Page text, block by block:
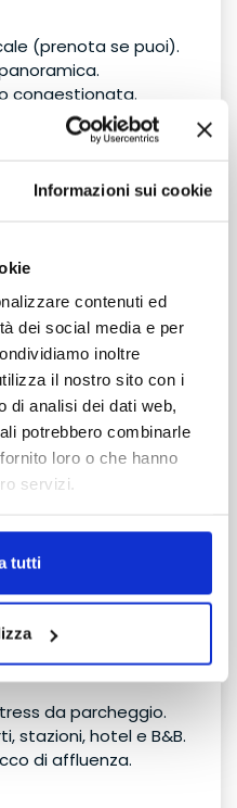
Informazioni sui cookie
contenuti ed
dei social media e per
inoltre
il nostro sito con i
di analisi dei dati web,
potrebbero combinarle
loro o che hanno
servizi.
tutti
(prenota se puoi).
congestionata.
rapide)
ai menu del periodo
la scelta migliore.
la
la giornata
tutta la Sicilia e oltre.
scegli la
auto
Scicli con Modica,
come vuoi.
gruppi.
NCC (porta-
da parcheggio.
stazioni, hotel e B&B.
di affluenza.